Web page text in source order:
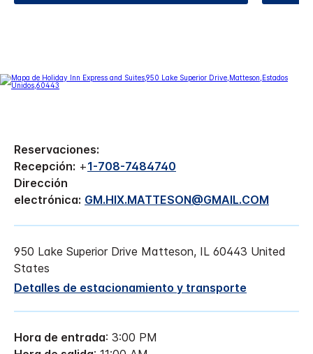
Reservaciones:
Recepción: +1-708-7484740
Dirección
electrónica: GM.HIX.MATTESON@GMAIL.COM
950 Lake Superior Drive Matteson, IL 60443 United
States
Detalles de estacionamiento y transporte
Hora de entrada: 3:00 PM